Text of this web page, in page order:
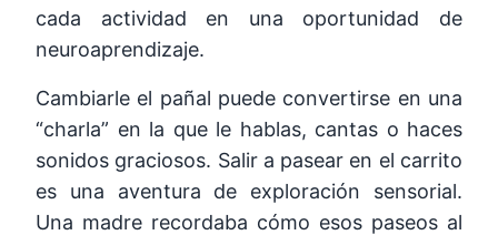
cada actividad en una oportunidad de
neuroaprendizaje.
Cambiarle el pañal puede convertirse en una
“charla” en la que le hablas, cantas o haces
sonidos graciosos. Salir a pasear en el carrito
es una aventura de exploración sensorial.
Una madre recordaba cómo esos paseos al